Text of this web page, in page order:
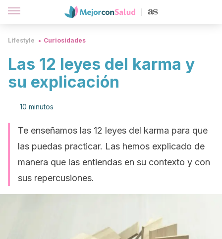
Lifestyle Curiosidades
Las 12 leyes del karma y
su explicación
10 minutos
Te enseñamos las 12 leyes del karma para que
las puedas practicar. Las hemos explicado de
manera que las entiendas en su contexto y con
sus repercusiones.